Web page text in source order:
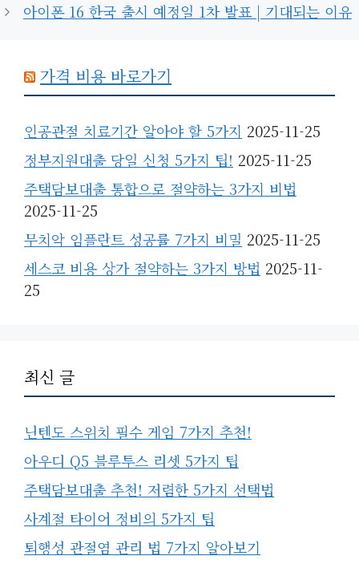
아이폰 16 한국 출시 예정일 1차 발표 | 기대되는 이유
가격 비용 바로가기
인공관절 치료기간 알아야 할 5가지 2025-11-25
정부지원대출 당일 신청 5가지 팁! 2025-11-25
주택담보대출 통합으로 절약하는 3가지 비법
2025-11-25
무치악 임플란트 성공률 7가지 비밀 2025-11-25
세스코 비용 상가 절약하는 3가지 방법 2025-11-
25
최신 글
닌텐도 스위치 필수 게임 7가지 추천!
아우디 Q5 블루투스 리셋 5가지 팁
주택담보대출 추천! 저렴한 5가지 선택법
사계절 타이어 정비의 5가지 팁
퇴행성 관절염 관리 법 7가지 알아보기